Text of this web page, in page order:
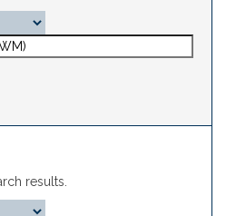
results.